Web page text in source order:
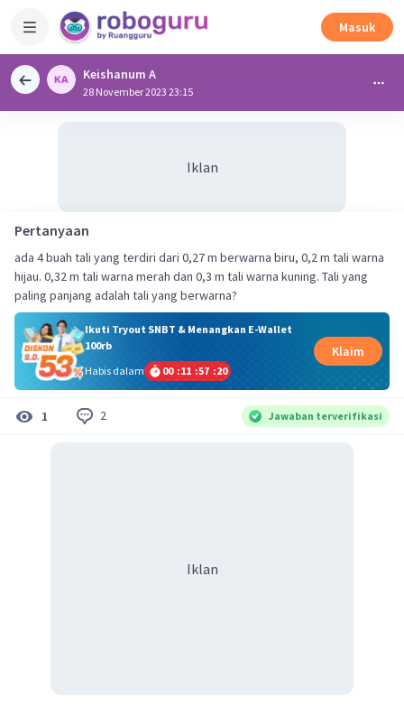
Masuk
Keishanum A
28 November 2023 23:15
Iklan
Pertanyaan
ada 4 buah tali yang terdiri dari 0,27 m berwarna biru, 0,2 m tali warna
hijau. 0,32 m tali warna merah dan 0,3 m tali warna kuning. Tali yang
paling panjang adalah tali yang berwarna?
Ikuti Tryout SNBT & Menangkan E-Wallet
100rb
Habis dalam
00 :11 :57 :20
Klaim
1 2 Jawaban terverifikasi
Iklan